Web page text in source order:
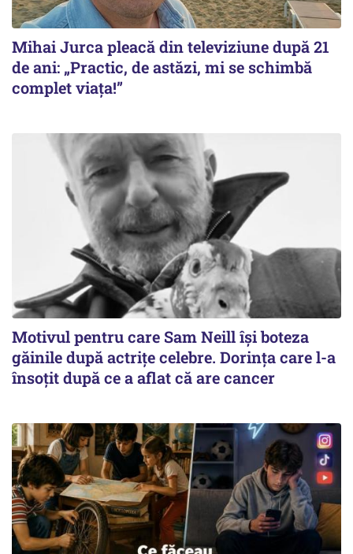
Mihai Jurca pleacă din televiziune după 21
de ani: „Practic, de astăzi, mi se schimbă
complet viața!”
Motivul pentru care Sam Neill își boteza
găinile după actrițe celebre. Dorința care l-a
însoțit după ce a aflat că are cancer